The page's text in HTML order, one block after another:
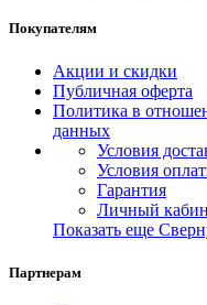
Покупателям
Акции и скидки
Публичная оферта
Политика в
данных
Условия
Условия
Гарантия
Личный
Показать еще
Партнерам